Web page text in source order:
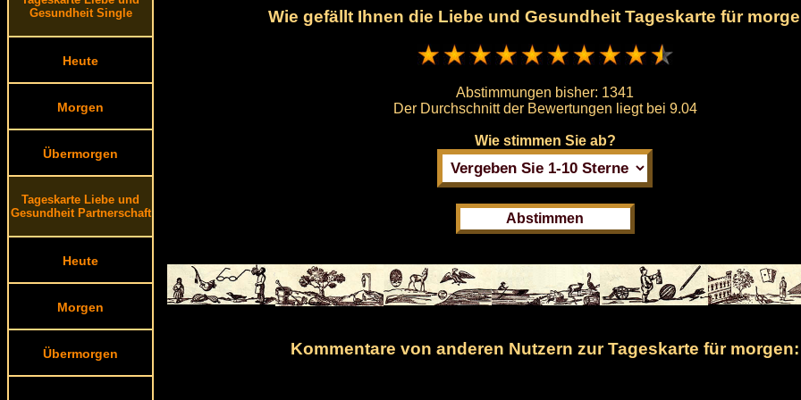
Gesundheit Single
Heute
Morgen
Übermorgen
Tageskarte Liebe und
Gesundheit Partnerschaft
Heute
Morgen
Übermorgen
Wie gefällt Ihnen die Liebe und Gesundheit Tageskarte für
Abstimmungen bisher: 1341
Der Durchschnitt der Bewertungen liegt bei 9.04
Wie stimmen Sie ab?
Kommentare von anderen Nutzern zur Tageskarte für morgen: